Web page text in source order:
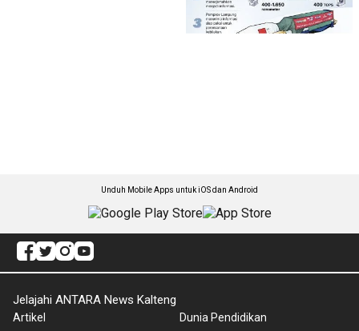
Unduh Mobile Apps untuk iOS dan Android
Jelajahi ANTARA News Kalteng
Artikel
Dunia Pendidikan